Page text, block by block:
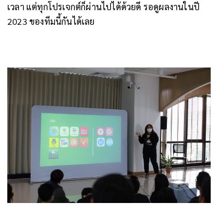
เวลา แต่ทุกโปรเจกต์ก็ผ่านไปได้ด้วยดี รอดูผลงานในปี
2023 ของทีมนี้กันได้เลย